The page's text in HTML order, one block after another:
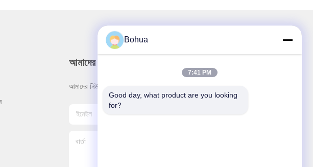
আমাদের নিউজলেটার
আমাদের নিউজলেটারে সাবস্ক্রাইব করুন এবং আরও অনেক কিছু পেতে পারেন।
Bohua
7:41 PM
Good day, what product are you looking
for?